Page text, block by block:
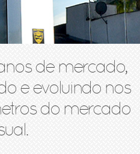
de mercado,
e evoluindo nos
do mercado